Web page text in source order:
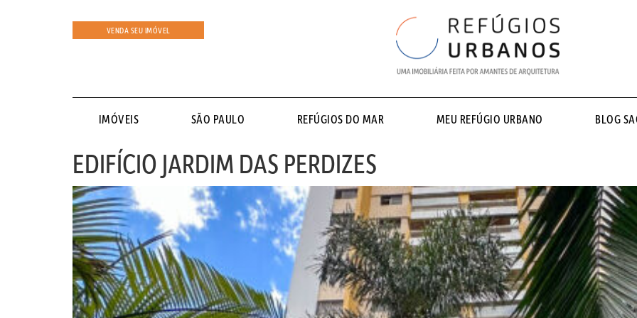
VENDA SEU IMÓVEL
IMÓVEIS SÃO PAULO REFÚGIOS DO MAR MEU REFÚGIO URBANO BLOG
EDIFÍCIO JARDIM DAS PERDIZES